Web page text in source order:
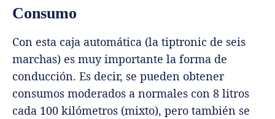
Consumo
Con esta caja automática (la tiptronic de seis
marchas) es muy importante la forma de
conducción. Es decir, se pueden obtener
consumos moderados a normales con 8 litros
cada 100 kilómetros (mixto), pero también se